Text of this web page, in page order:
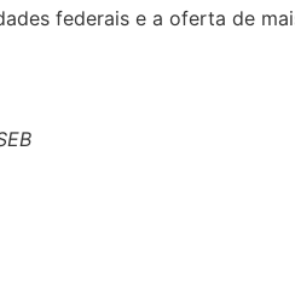
federais e a oferta de